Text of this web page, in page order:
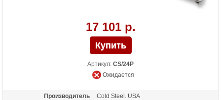
17 101 р.
Артикул: CS/24P
Ожидается
Производитель
Cold Steel. USA